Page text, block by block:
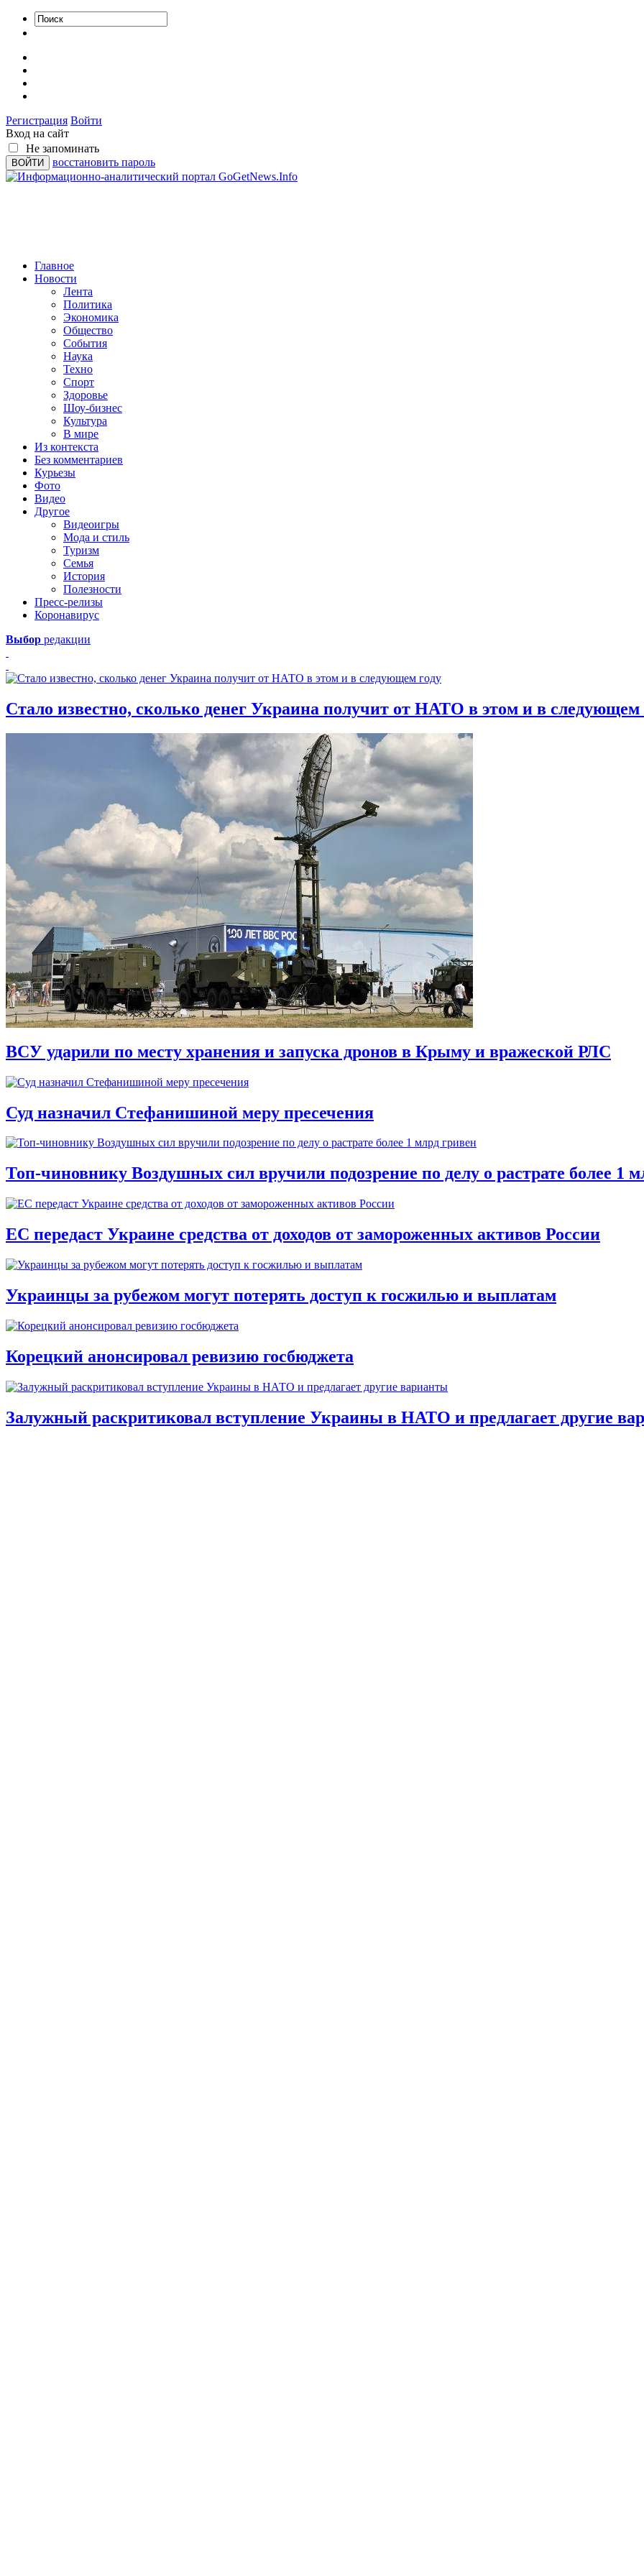
Регистрация Войти
Вход на сайт
Не запоминать
восстановить пароль
Главное
Новости
Лента
Политика
Экономика
Общество
События
Наука
Техно
Спорт
Здоровье
Шоу-бизнес
Культура
В мире
Из контекста
Без комментариев
Курьезы
Фото
Видео
Другое
Видеоигры
Мода и стиль
Туризм
Семья
История
Полезности
Пресс-релизы
Коронавирус
Выбор редакции
Стало известно, сколько денег Украина получит от НАТО в этом и в следующем
ВСУ ударили по месту хранения и запуска дронов в Крыму и вражеской РЛС
Суд назначил Стефанишиной меру пресечения
Топ-чиновнику Воздушных сил вручили подозрение по делу о растрате более 1
ЕС передаст Украине средства от доходов от замороженных активов России
Украинцы за рубежом могут потерять доступ к госжилью и выплатам
Корецкий анонсировал ревизию госбюджета
Залужный раскритиковал вступление Украины в НАТО и предлагает другие